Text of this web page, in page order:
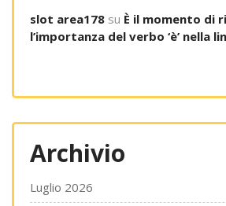
slot area178 su È il momento di
l’importanza del verbo ‘è’ nella
Archivio
Luglio 2026